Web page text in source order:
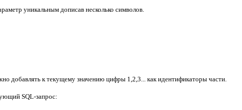
уникальным дописав несколько символов.
добавлять к текущему значению цифры 1,2,3... как идентификаторы части.
SQL-запрос: